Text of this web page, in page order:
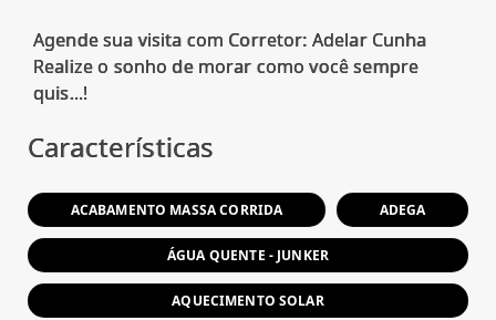
Agende sua visita com Corretor: Adelar Cunha
Realize o sonho de morar como você sempre
Características
ACABAMENTO MASSA CORRIDA ADEGA
ÁGUA QUENTE - JUNKER
AQUECIMENTO SOLAR